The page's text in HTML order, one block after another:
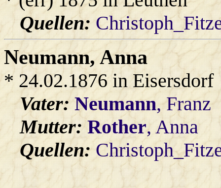
Quellen:
Neumann, Anna
* 24.02.1876 in Eisersdorf
Vater:Neumann, Franz
Mutter:Rother, Anna
Quellen: